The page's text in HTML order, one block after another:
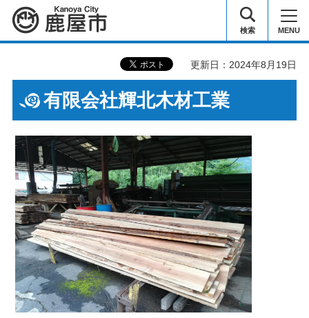
鹿屋市 検索 MENU
更新日：2024年8月19日
有限会社輝北木材工業